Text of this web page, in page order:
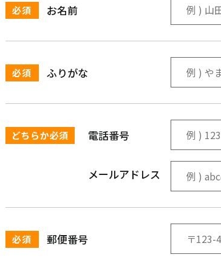
必須 お名前
必須 ふりがな
どちらか必須 電話番号
メールアドレス
必須 郵便番号